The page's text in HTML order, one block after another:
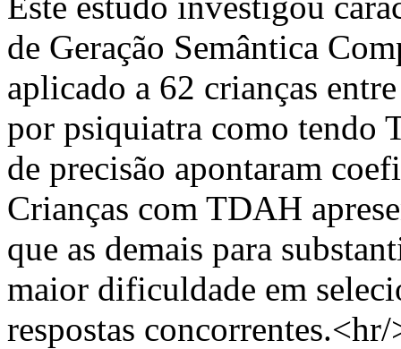
de Geração Semântica
aplicado a 62 crianças
por psiquiatra como tendo
de precisão apontaram
Crianças com TDAH
que as demais para
maior dificuldade em
respostas